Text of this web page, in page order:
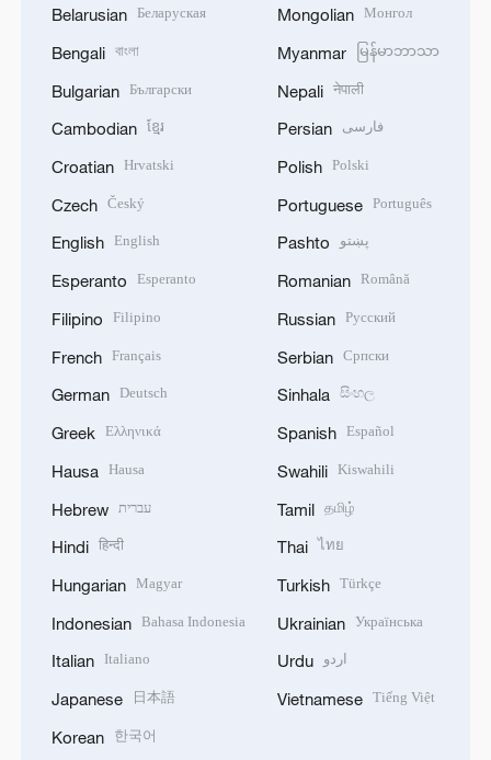
Belarusian Беларуская
Bengali বাংলা
Bulgarian Български
Cambodian ខ្មែរ
Croatian Hrvatski
Czech Český
English English
Esperanto Esperanto
Filipino Filipino
French Français
German Deutsch
Greek Ελληνικά
Hausa Hausa
Hebrew עברית
Hindi हिन्दी
Hungarian Magyar
Indonesian Bahasa Indonesia
Italian Italiano
Japanese 日本語
Korean 한국어
Mongolian Монгол
Myanmar မြန်မာဘာသာ
Nepali नेपाली
Persian فارسی
Polish Polski
Portuguese Português
Pashto پښتو
Romanian Română
Russian Русский
Serbian Српски
Sinhala සිංහල
Spanish Español
Swahili Kiswahili
Tamil தமிழ்
Thai ไทย
Turkish Türkçe
Ukrainian Українська
Urdu اردو
Vietnamese Tiếng Việt